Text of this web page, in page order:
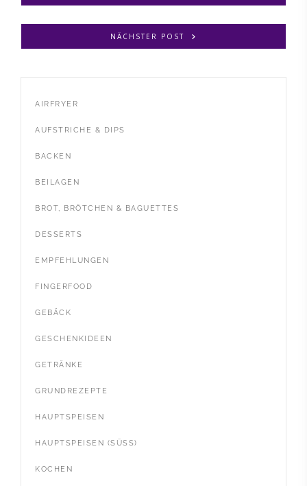
NÄCHSTER POST
AIRFRYER
AUFSTRICHE & DIPS
BACKEN
BEILAGEN
BROT, BRÖTCHEN & BAGUETTES
DESSERTS
EMPFEHLUNGEN
FINGERFOOD
GEBÄCK
GESCHENKIDEEN
GETRÄNKE
GRUNDREZEPTE
HAUPTSPEISEN
HAUPTSPEISEN (SÜSS)
KOCHEN